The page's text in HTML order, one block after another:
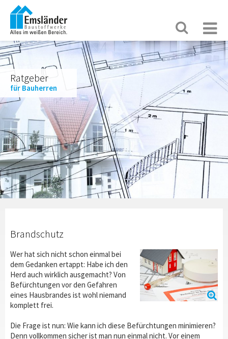
Ratgeber
für Bauherren
Brandschutz
Wer hat sich nicht schon einmal bei
dem Gedanken ertappt: Habe ich den
Herd auch wirklich ausgemacht? Von
Befürchtungen vor den Gefahren
eines Hausbrandes ist wohl niemand
komplett frei.
Die Frage ist nun: Wie kann ich diese Befürchtungen minimieren?
Denn vollkommen sicher ist man nun einmal nicht. Vor einem